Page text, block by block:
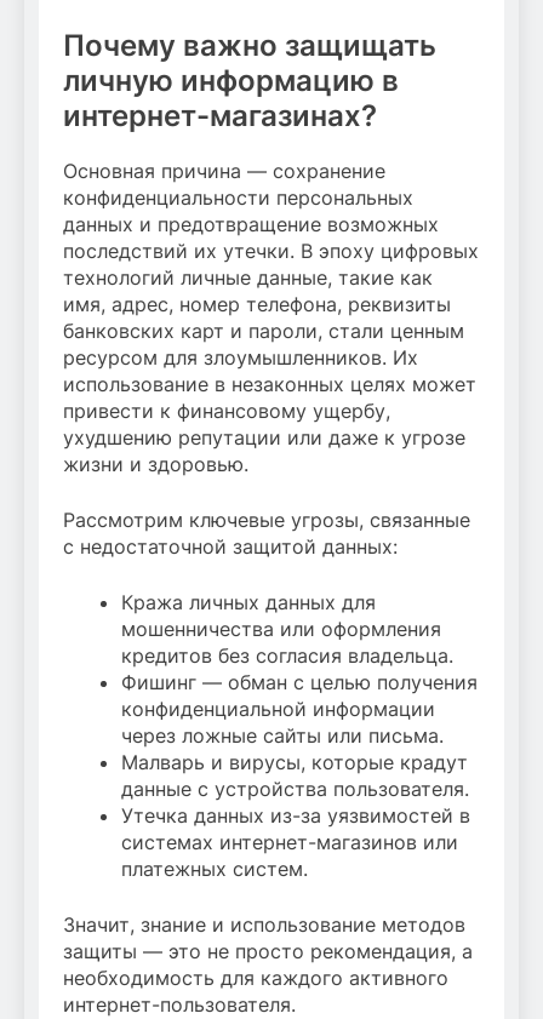
Почему важно защищать
личную информацию в
интернет-магазинах?
Основная причина — сохранение
конфиденциальности персональных
данных и предотвращение возможных
последствий их утечки. В эпоху цифровых
технологий личные данные, такие как
имя, адрес, номер телефона, реквизиты
банковских карт и пароли, стали ценным
ресурсом для злоумышленников. Их
использование в незаконных целях может
привести к финансовому ущербу,
ухудшению репутации или даже к угрозе
жизни и здоровью.
Рассмотрим ключевые угрозы, связанные
с недостаточной защитой данных:
Кража личных данных для
мошенничества или оформления
кредитов без согласия владельца.
Фишинг — обман с целью получения
конфиденциальной информации
через ложные сайты или письма.
Малварь и вирусы, которые крадут
данные с устройства пользователя.
Утечка данных из-за уязвимостей в
системах интернет-магазинов или
платежных систем.
Значит, знание и использование методов
защиты — это не просто рекомендация, а
необходимость для каждого активного
интернет-пользователя.